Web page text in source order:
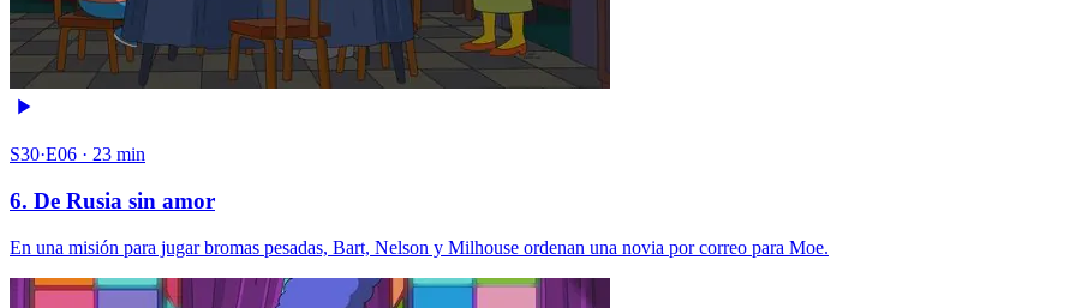
S30·E06 · 23 min
6. De Rusia sin amor
En una misión para jugar bromas pesadas, Bart, Nelson y Milhouse ordenan una novia por correo para Moe.